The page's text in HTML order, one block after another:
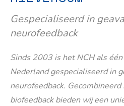
Gespecialiseerd in
neurofeedback
Sinds 2003 is het NCH als
Nederland gespecialiseerd in
neurofeedback.
biofeedback bieden wij een